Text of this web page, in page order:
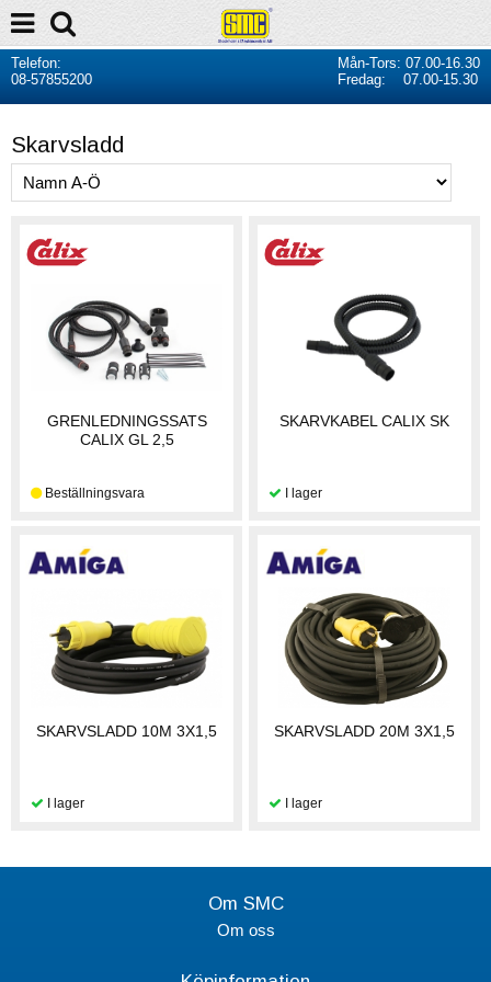
Telefon:
08-57855200
Mån-Tors: 07.00-16.30
Fredag: 07.00-15.30
Skarvsladd
GRENLEDNINGSSATS
CALIX GL 2,5
SKARVKABEL CALIX SK
SKARVSLADD 10M 3X1,5 SKARVSLADD 20M 3X1,5
Om SMC
Om oss